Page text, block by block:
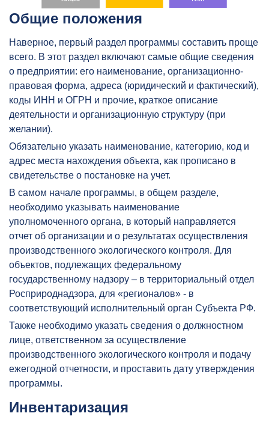
Общие положения
Наверное, первый раздел программы составить проще
всего. В этот раздел включают самые общие сведения
о предприятии: его наименование, организационно-
правовая форма, адреса (юридический и фактический),
коды ИНН и ОГРН и прочие, краткое описание
деятельности и организационную структуру (при
желании).
Обязательно указать наименование, категорию, код и
адрес места нахождения объекта, как прописано в
свидетельстве о постановке на учет.
В самом начале программы, в общем разделе,
необходимо указывать наименование
уполномоченного органа, в который направляется
отчет об организации и о результатах осуществления
производственного экологического контроля. Для
объектов, подлежащих федеральному
государственному надзору – в территориальный отдел
Росприроднадзора, для «регионалов» - в
соответствующий исполнительный орган Субъекта РФ.
Также необходимо указать сведения о должностном
лице, ответственном за осуществление
производственного экологического контроля и подачу
ежегодной отчетности, и проставить дату утверждения
программы.
Инвентаризация